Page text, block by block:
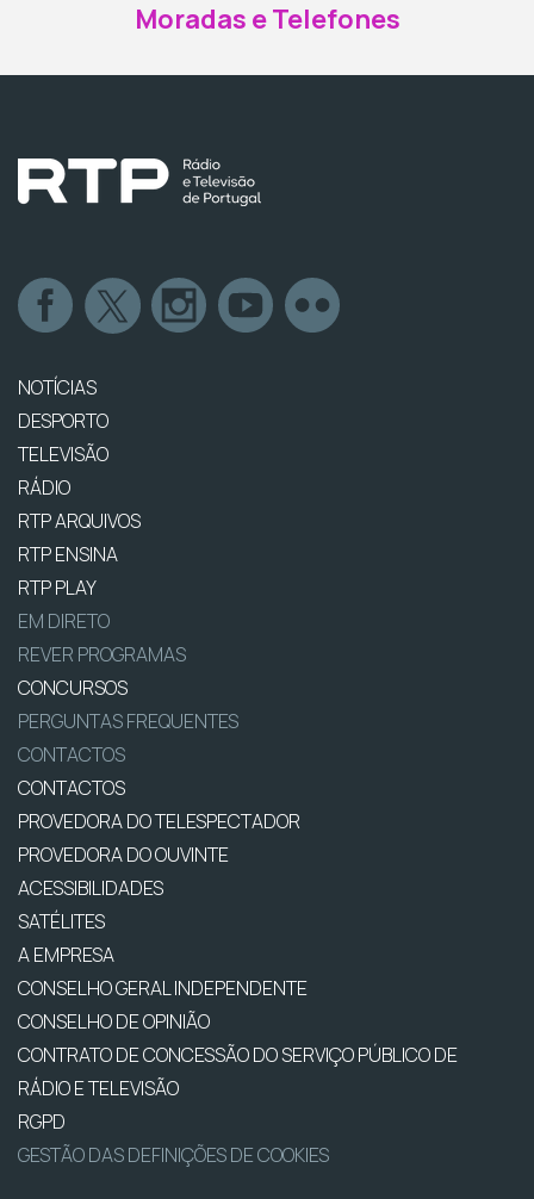
Moradas e Telefones
NOTÍCIAS
DESPORTO
TELEVISÃO
RÁDIO
RTP ARQUIVOS
RTP ENSINA
RTP PLAY
EM DIRETO
REVER PROGRAMAS
CONCURSOS
PERGUNTAS FREQUENTES
CONTACTOS
CONTACTOS
PROVEDORA DO TELESPECTADOR
PROVEDORA DO OUVINTE
ACESSIBILIDADES
SATÉLITES
A EMPRESA
CONSELHO GERAL INDEPENDENTE
CONSELHO DE OPINIÃO
CONTRATO DE CONCESSÃO DO SERVIÇO PÚBLICO DE
RÁDIO E TELEVISÃO
RGPD
GESTÃO DAS DEFINIÇÕES DE COOKIES